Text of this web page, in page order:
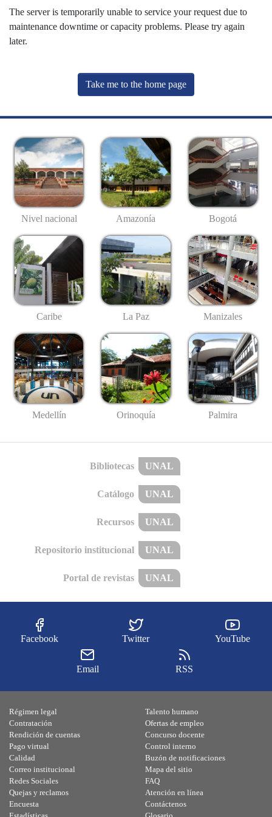
The server is temporarily unable to service your request due to
maintenance downtime or capacity problems. Please try again
later.
Take me to the home page
Nivel nacional Amazonía Bogotá
Caribe La Paz Manizales
Medellín Orinoquía Palmira
Bibliotecas UNAL
Catálogo UNAL
Recursos UNAL
Repositorio institucional UNAL
Portal de revistas UNAL
Facebook Twitter YouTube
Email RSS
Régimen legal
Contratación
Rendición de cuentas
Pago virtual
Calidad
Talento humano
Ofertas de empleo
Concurso docente
Control interno
Buzón de notificaciones
Correo institucional
Redes Sociales
Quejas y reclamos
Encuesta
Mapa del sitio
FAQ
Atención en línea
Contáctenos